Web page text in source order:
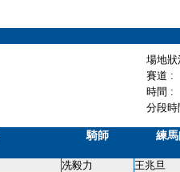
場地
賽道 :
時間 :
分段
騎師 練
冼毅力 王兆旦